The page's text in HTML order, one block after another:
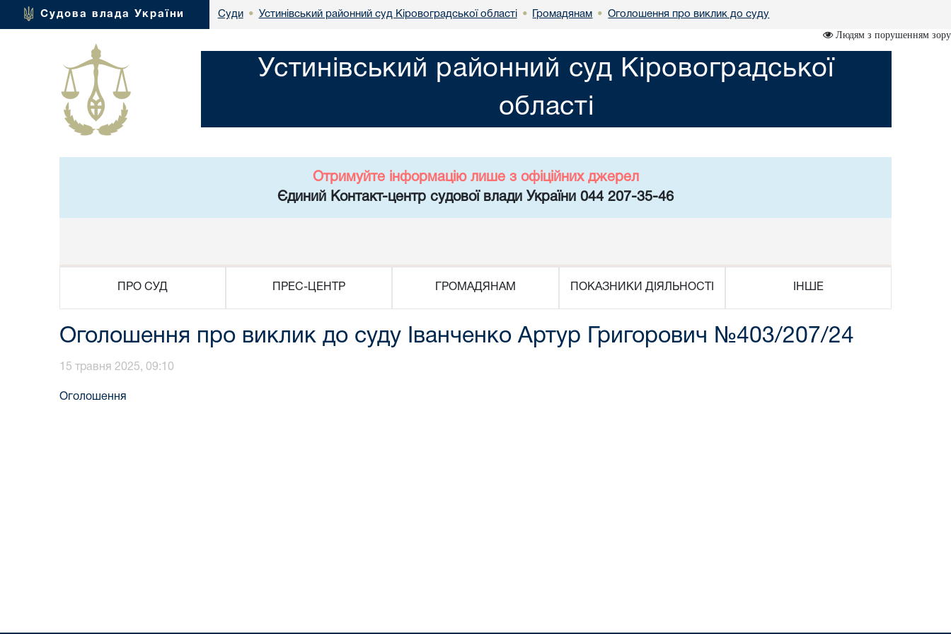
Судова влада України Суди • Устинівський районний суд Кіровоградської області • Громадянам • Оголошення про виклик до суду
Людям з порушенням зору
Устинівський районний суд Кіровоградської
області
Отримуйте інформацію лише з офіційних джерел
Єдиний Контакт-центр судової влади України 044 207-35-46
ПРО СУД ПРЕС-ЦЕНТР ГРОМАДЯНАМ ПОКАЗНИКИ ДІЯЛЬНОСТІ ІНШЕ
Оголошення про виклик до суду Іванченко Артур Григорович №403/207/24
15 травня 2025, 09:10
Оголошення